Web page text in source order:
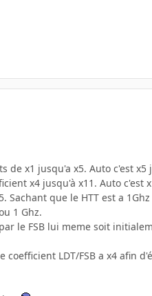
de x1 jusqu'a x5. Auto c'est x5
x4 jusqu'à x11. Auto c'est
que le HTT est a 1Ghz
1 Ghz.
le FSB lui meme soit
LDT/FSB a x4 afin